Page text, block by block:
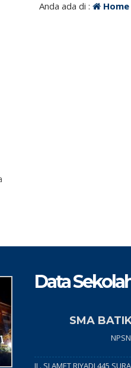
Anda ada di : Home
Data
SMA
JL. SLAMET RIYADI 445